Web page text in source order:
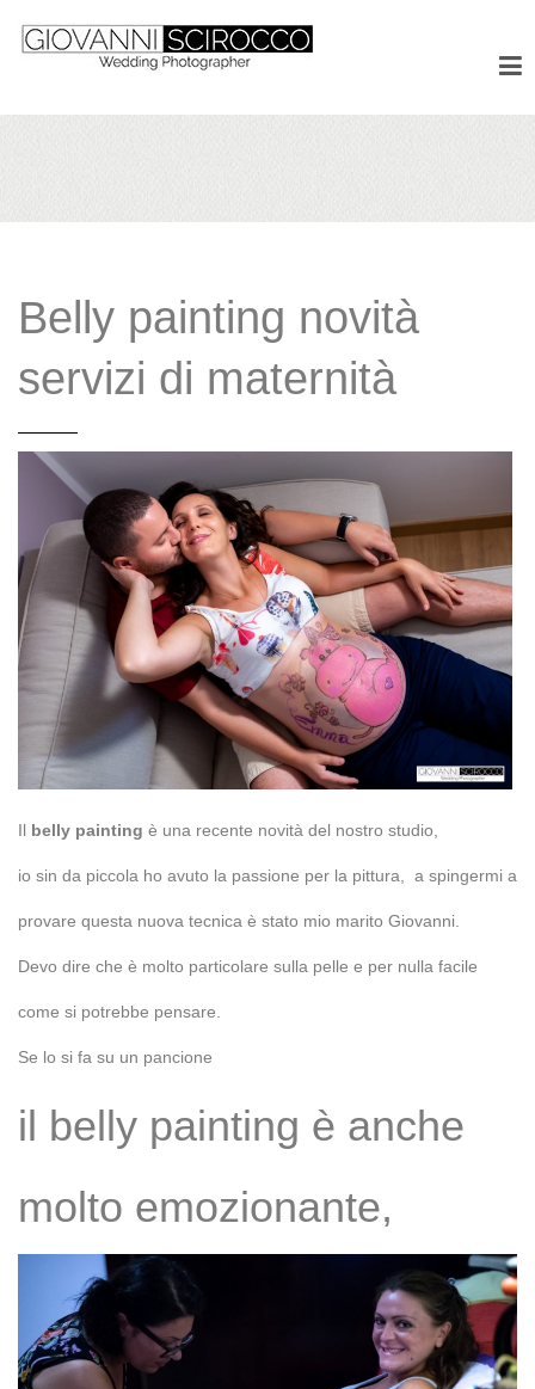
Belly painting novità
servizi di maternità
Il belly painting è una recente novità del nostro studio,
io sin da piccola ho avuto la passione per la pittura, a spingermi a
provare questa nuova tecnica è stato mio marito Giovanni.
Devo dire che è molto particolare sulla pelle e per nulla facile
come si potrebbe pensare.
Se lo si fa su un pancione
il belly painting è anche
molto emozionante,